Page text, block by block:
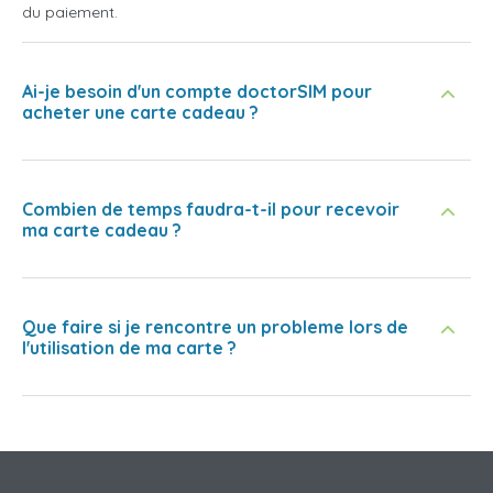
du paiement.
Ai-je besoin d'un compte doctorSIM pour
acheter une carte cadeau ?
Combien de temps faudra-t-il pour recevoir
ma carte cadeau ?
Que faire si je rencontre un probleme lors de
l'utilisation de ma carte ?